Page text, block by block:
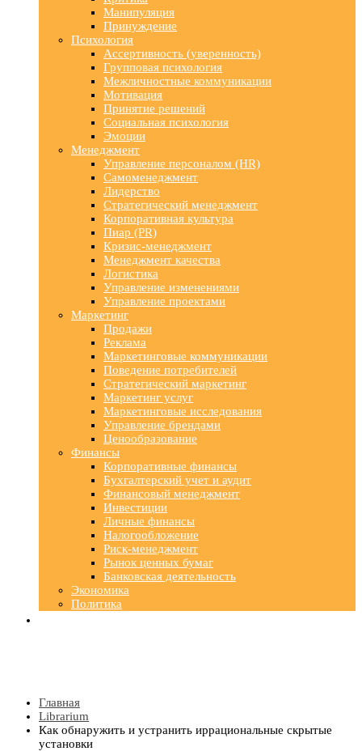
Манипуляция
Принуждение
Психология
Ассертивность (уверенность)
Групповая психология
Межличностные коммуникации
Мотивация
Принятие решений
Социальная психология
Эмоции
Менеджмент
Управление персоналом (HR)
Самоменеджмент
Лидерство
Стратегический менеджмент
Корпоративная культура
Пиар (PR)
Кризис-менеджмент
Менеджмент качества
Логистика
Управление изменениями
Управление проектами
Маркетинг
Продажи
Реклама
Маркетинговые коммуникации
Поведение потребителей
Стратегический маркетинг
Маркетинг услуг
Маркетинговые исследования
Управление брендами
Ценообразование
Финансы
Корпоративные финансы
Бухгалтерский учет и аудит
Финансовый менеджмент
Инвестиции
Личные финансы
Налогообложение
Риск-менеджмент
Рынок ценных бумаг
Банковская деятельность
Экономика
Политика
Главная
Librarium
Как обнаружить и устранить иррациональные скрытые
установки